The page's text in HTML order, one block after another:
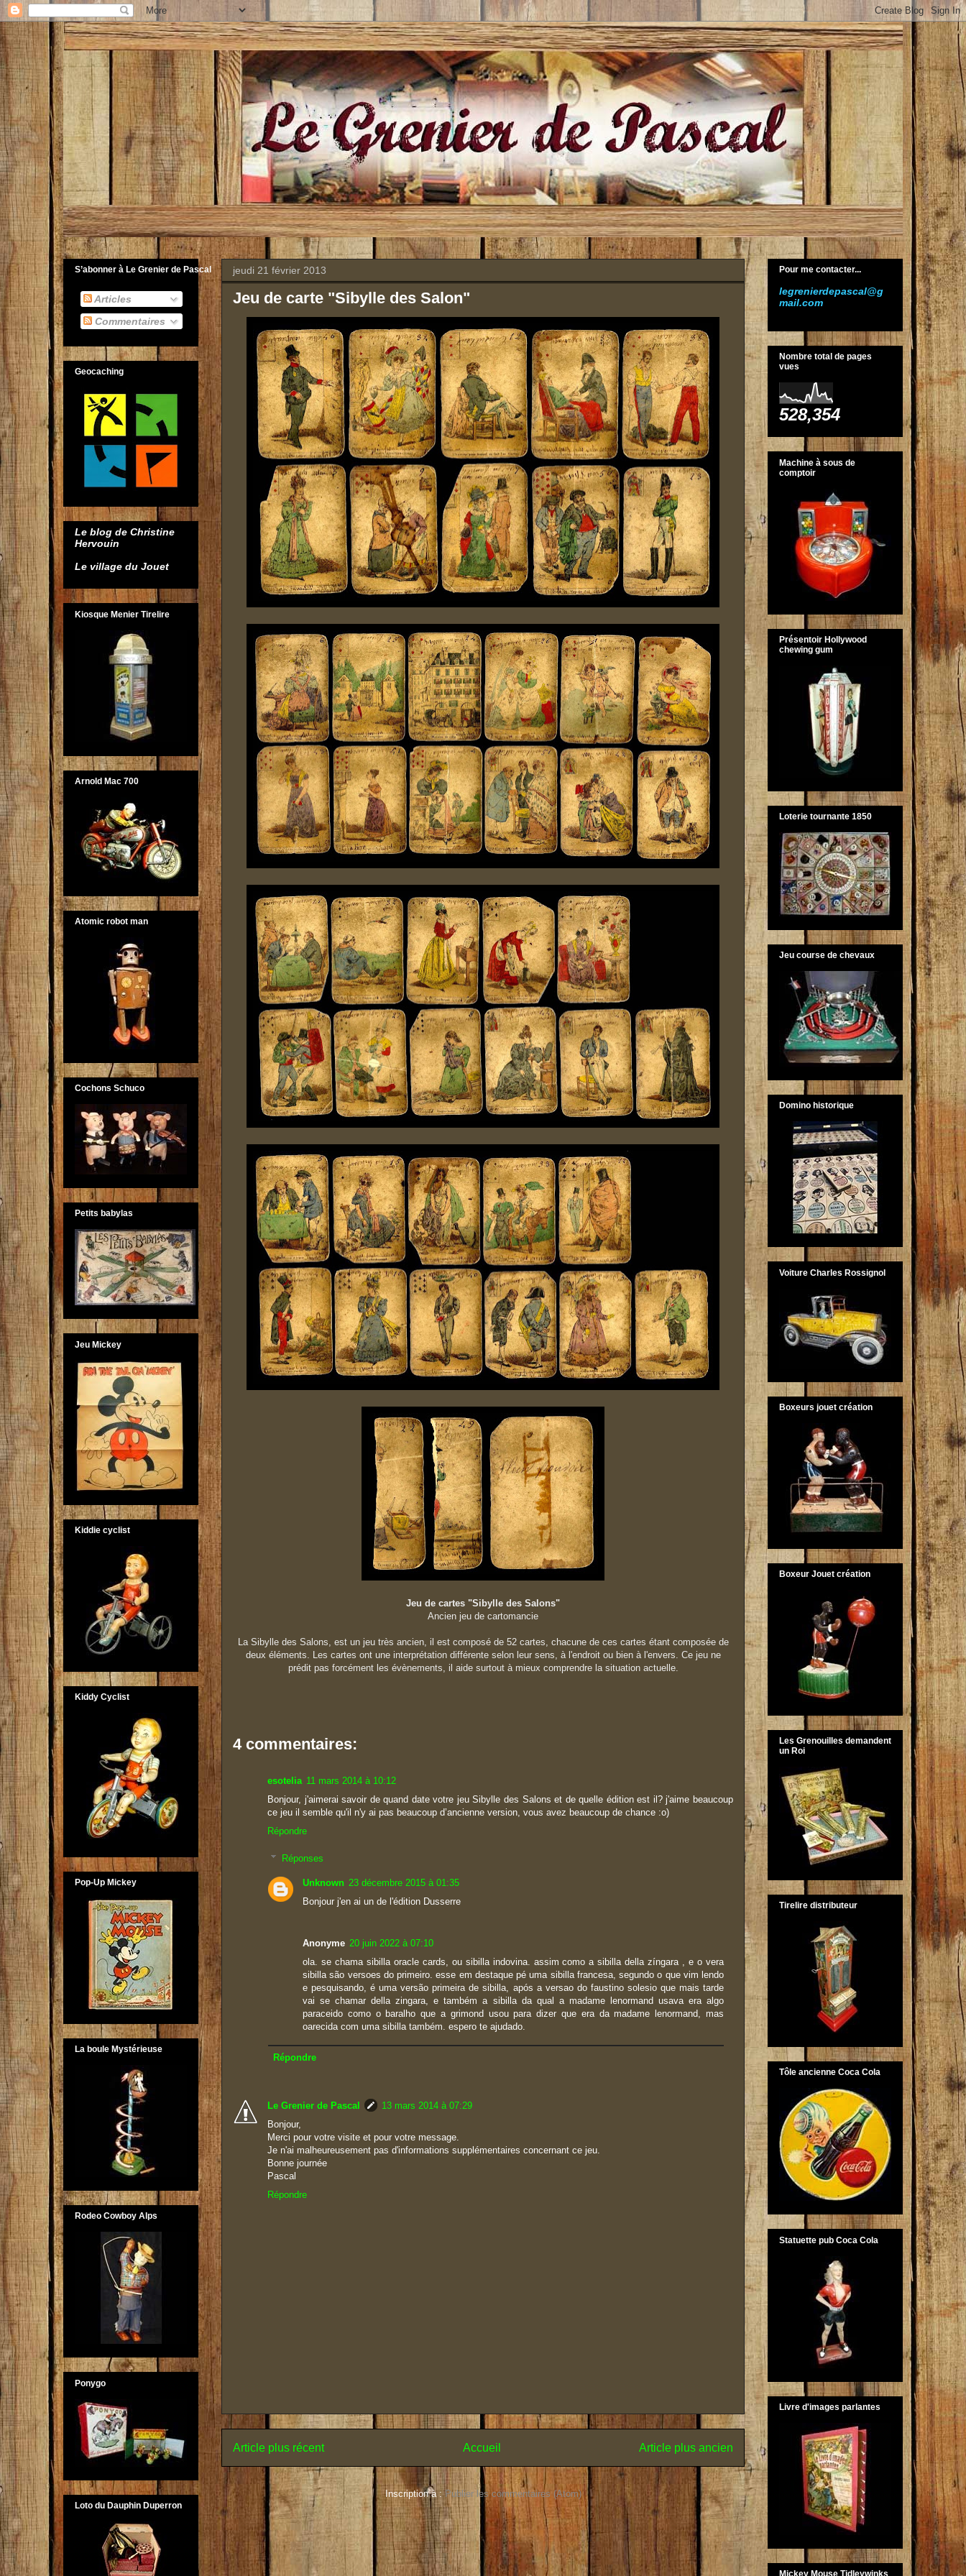
jeudi 21 février 2013
Jeu de carte "Sibylle des Salon"
Jeu de cartes "Sibylle des Salons"
Ancien jeu de cartomancie
La Sibylle des Salons, est un jeu très ancien, il est composé de 52 cartes, chacune de ces cartes étant composée de
deux éléments. Les cartes ont une interprétation différente selon leur sens, à l'endroit ou bien à l'envers. Ce jeu ne
prédit pas forcément les évènements, il aide surtout à mieux comprendre la situation actuelle.
4 commentaires:
esotelia 11 mars 2014 à 10:12
Bonjour, j'aimerai savoir de quand date votre jeu Sibylle des Salons et de quelle édition est il? j'aime beaucoup
ce jeu il semble qu'il n'y ai pas beaucoup d’ancienne version, vous avez beaucoup de chance :o)
Répondre
Réponses
Unknown 23 décembre 2015 à 01:35
Bonjour j'en ai un de l'édition Dusserre
Anonyme 20 juin 2022 à 07:10
ola. se chama sibilla oracle cards, ou sibilla indovina. assim como a sibilla della zíngara , e o vera
sibilla são versoes do primeiro. esse em destaque pé uma sibilla francesa, segundo o que vim lendo
e pesquisando, é uma versão primeira de sibilla, após a versao do faustino solesio que mais tarde
vai se chamar della zingara, e também a sibilla da qual a madame lenormand usava era algo
paraceido como o baralho que a grimond usou para dizer que era da madame lenormand, mas
oarecida com uma sibilla também. espero te ajudado.
Répondre
Le Grenier de Pascal
13 mars 2014 à 07:29
Bonjour,
Merci pour votre visite et pour votre message.
Je n'ai malheureusement pas d'informations supplémentaires concernant ce jeu.
Bonne journée
Pascal
Répondre
Article plus récent Article plus ancien
Accueil
Inscription à :Publier les commentaires (Atom)
S’abonner à Le Grenier de Pascal
Articles
Commentaires
Geocaching
Le blog de Christine
Hervouin
Le village du Jouet
Kiosque Menier Tirelire
Arnold Mac 700
Atomic robot man
Cochons Schuco
Petits babylas
Jeu Mickey
Kiddie cyclist
Kiddy Cyclist
Pop-Up Mickey
La boule Mystérieuse
Rodeo Cowboy Alps
Ponygo
Loto du Dauphin Duperron
Pour me contacter...
legrenierdepascal@g
mail.com
Nombre total de pages
vues
528,354
Machine à sous de
comptoir
Présentoir Hollywood
chewing gum
Loterie tournante 1850
Jeu course de chevaux
Domino historique
Voiture Charles Rossignol
Boxeurs jouet création
Boxeur Jouet création
Les Grenouilles demandent
un Roi
Tirelire distributeur
Tôle ancienne Coca Cola
Statuette pub Coca Cola
Livre d'images parlantes
Mickey Mouse Tidleywinks